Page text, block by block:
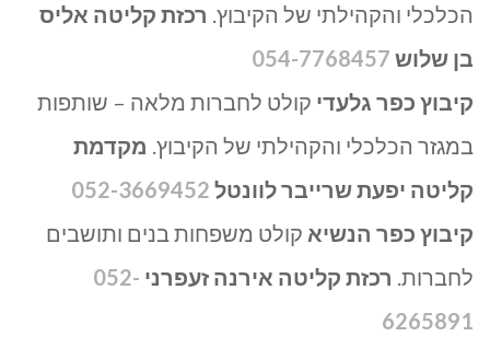
הכלכלי והקהילתי של הקיבוץ. רכזת קליטה אליס
בן שלוש 054-7768457
קיבוץ כפר גלעדי קולט לחברות מלאה – שותפות
במגזר הכלכלי והקהילתי של הקיבוץ. מקדמת
קליטה יפעת שרייבר לוונטל 052-3669452
קיבוץ כפר הנשיא קולט משפחות בנים ותושבים
לחברות. רכזת קליטה אירנה זעפרני 052-
6265891